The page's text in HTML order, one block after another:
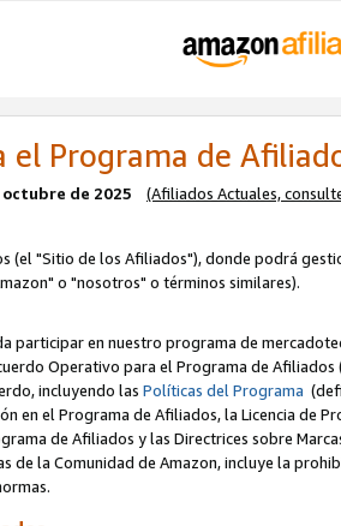
Programa de
octubre de 2025 (Afiliados Actuales,
(el "Sitio de los Afiliados"), donde podrá
o "nosotros" o términos similares).
participar en nuestro programa de
Operativo para el Programa de Afiliados
incluyendo las Políticas del Programa
en el Programa de Afiliados, la Licencia de
de Afiliados y las Directrices sobre
de la Comunidad de Amazon, incluye la